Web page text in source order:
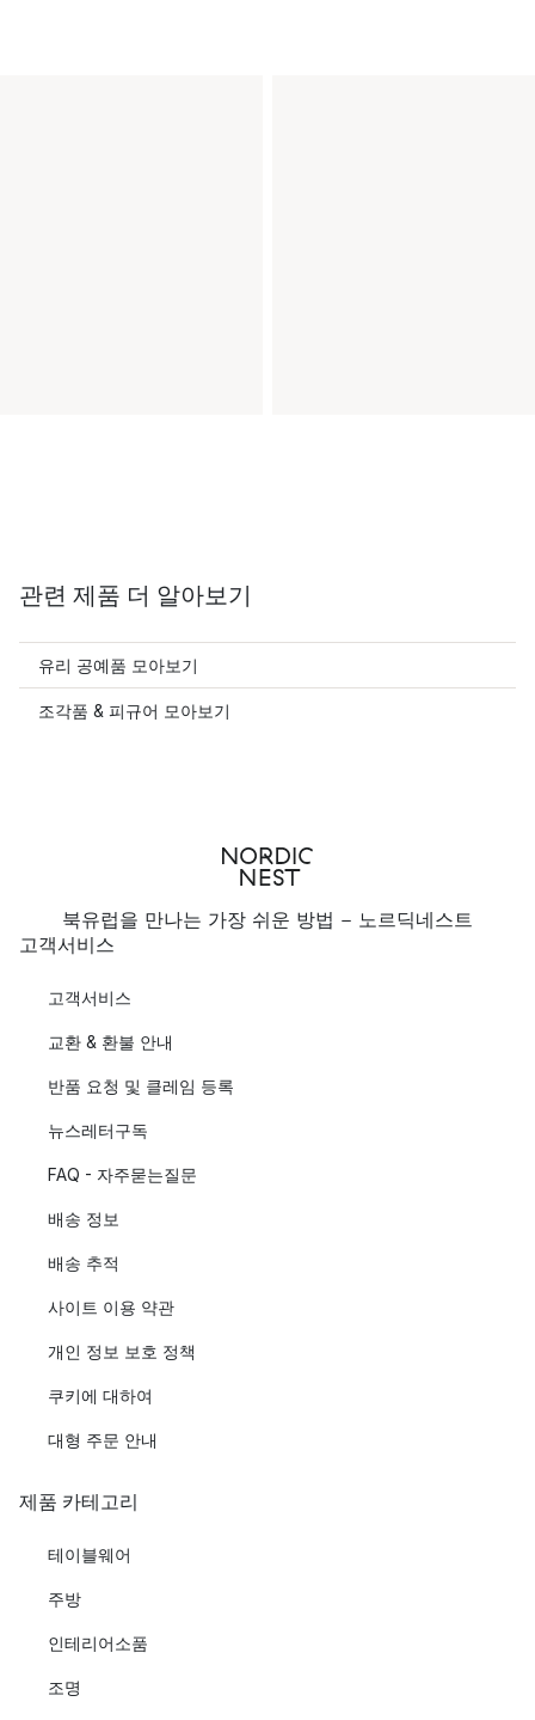
관련 제품 더 알아보기
유리 공예품 모아보기
조각품 & 피규어 모아보기
북유럽을 만나는 가장 쉬운 방법 - 노르딕네스트
고객서비스
고객서비스
교환 & 환불 안내
반품 요청 및 클레임 등록
뉴스레터구독
FAQ - 자주묻는질문
배송 정보
배송 추적
사이트 이용 약관
개인 정보 보호 정책
쿠키에 대하여
대형 주문 안내
제품 카테고리
테이블웨어
주방
인테리어소품
조명